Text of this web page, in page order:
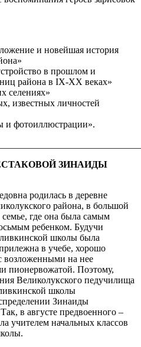
и новейшая история
в прошлом и
района в IX-XX веках»
селениях»
известных личностей
и фотоиллюстрации».
ЗИНАИДЫ
родилась в деревне
района, в большой
семье, где она была самым
ребенком. Будучи
школы была
в учебе, хорошо
возложенными на нее
пионервожатой. Поэтому,
Великолукского педучилища
школы
Зинаиды
в августе предвоенного –
учителем начальных классов